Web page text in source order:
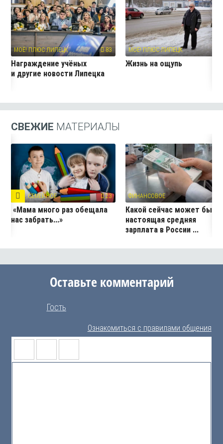
МОЁ! ПЛЮС ЛИПЕЦК 83
Награждение учёных
и другие новости Липецка
МОЁ! ПЛЮС ЛИПЕЦК
Жизнь на ощупь
СВЕЖИЕ МАТЕРИАЛЫ
СЕМЕЙНОЕ 23
«Мама много раз обещала
нас забрать...»
ФИНАНСОВОЕ
Какой сейчас может быть
настоящая средняя
зарплата в России ...
Оставьте комментарий
Гость
Ознакомиться с правилами общения